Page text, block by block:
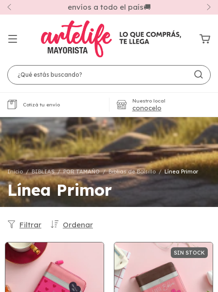
a todo el país🚚 Compra
Cotizá tu envío
Nuestro local
conocelo
Inicio / BIBLIAS / POR TAMAÑO / Biblias de Bolsillo / Línea Primor
Línea Primor
Ordenar
Filtrar
SIN STOCK